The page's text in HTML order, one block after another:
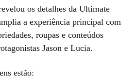
os detalhes da Ultimate
a experiência principal com
roupas e conteúdos
Jason e Lucia.
estão: